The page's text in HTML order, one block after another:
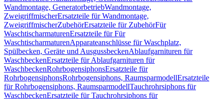
Wandmontage, GeneratorbetriebWandmontage,
ZweigriffmischerErsatzteile für Wandmontage,
ZweigriffmischerZubehörErsatzteile für ZubehörFür
WaschtischarmaturenErsatzteile für Für
WaschtischarmaturenApparateanschlüsse für Waschplatz,
Spülbecken, Geräte und AusgussbeckenAblaufgarnituren für
WaschbeckenErsatzteile für Ablaufgarnituren für
WaschbeckenRohrbogensiphonsErsatzteile für
RohrbogensiphonsRohrbogensiphons, RaumsparmodellErsatzteile
für Rohrbogensiphons, RaumsparmodellTauchrohrsiphons für
WaschbeckenErsatzteile für Tauchrohrsiphons für